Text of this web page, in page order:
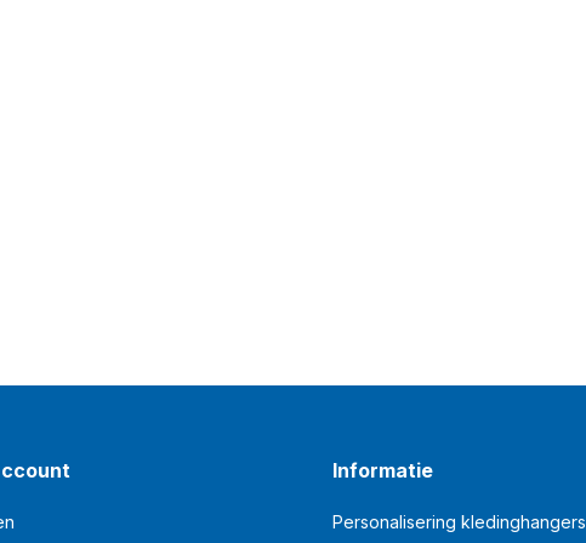
Informatie
Personalisering kledinghangers